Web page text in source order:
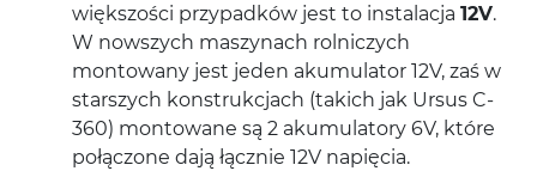
większości przypadków jest to instalacja 12V.
W nowszych maszynach rolniczych
montowany jest jeden akumulator 12V, zaś w
starszych konstrukcjach (takich jak Ursus C-
360) montowane są 2 akumulatory 6V, które
połączone dają łącznie 12V napięcia.